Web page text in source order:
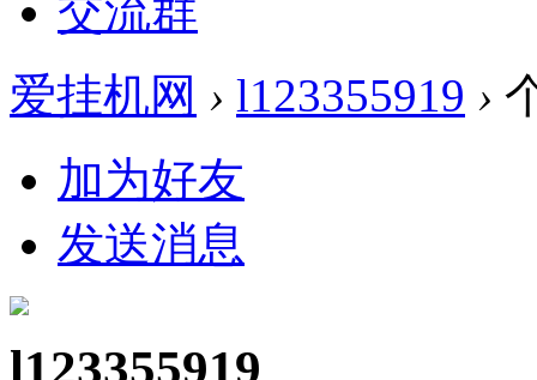
交流群
爱挂机网 › l123355919 ›
加为好友
发送消息
l123355919